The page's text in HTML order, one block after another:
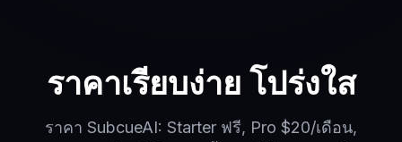
ราคาเรียบง่าย โปร่งใส
ราคา SubcueAI: Starter ฟรี, Pro $20/เดือน,